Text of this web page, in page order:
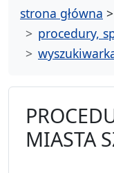
strona główna >
procedury,
MIASTA